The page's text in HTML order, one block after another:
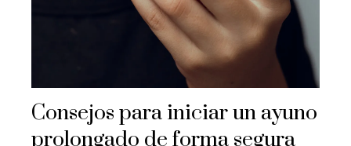
Consejos para iniciar un ayuno
prolongado de forma segura